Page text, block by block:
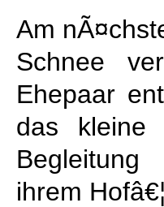
Am
Schnee
Ehepaar
das kleine
ihrem